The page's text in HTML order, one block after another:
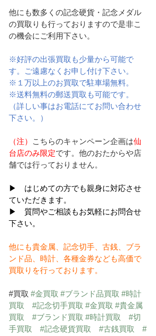
他にも数多くの記念硬貨・記念メダル
の買取りも行っておりますので是非こ
の機会にご利用下さい。
※好評の出張買取も少量から可能で
す。ご遠慮なくお申し付け下さい。
※１万以上のお買取で駐車場無料。
※送料無料の郵送買取も可能です。
（詳しい事はお電話にてお問い合わせ
下さい。）
（注） こちらのキャンペーン企画は仙
台店のみ限定です。他のおたからや店
舗では行っておりません。
▶　はじめての方でも親身に対応させ
ていただきます。
▶　質問やご相談もお気軽にお問合せ
下さい。
他にも貴金属、記念切手、古銭、ブラ
ンド品、時計、各種金券なども高価で
買取りを行っております。
#買取 #金買取 #ブランド品買取 #時計
買取
#記念切手買取 #金買取 #貴金属
買取
#ブランド買取 #時計買取
#切
手買取
#記念硬貨買取 #古銭買取
#